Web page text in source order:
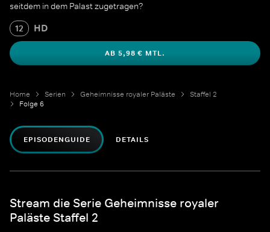
seitdem in dem Palast zugetragen?
12 HD
AB 5,98 € MTL.
Home Serien Geheimnisse royaler Paläste
Staffel 2
Folge 6
EPISODENGUIDE DETAILS
Stream die Serie Geheimnisse royaler
Paläste Staffel 2